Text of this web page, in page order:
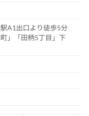
A1出口より徒歩5分
」「田柄5丁目」下